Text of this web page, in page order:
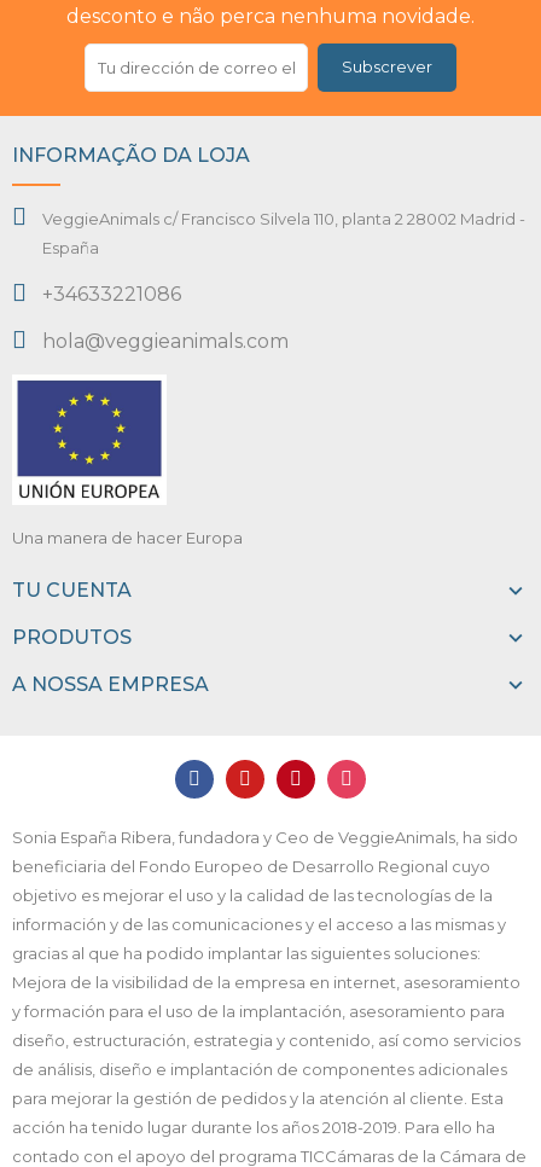
desconto e não perca nenhuma novidade.
Subscrever
INFORMAÇÃO DA LOJA
VeggieAnimals c/ Francisco Silvela 110, planta 2 28002 Madrid -
España
+34633221086
hola@veggieanimals.com
Una manera de hacer Europa
TU CUENTA
PRODUTOS
A NOSSA EMPRESA
Sonia España Ribera, fundadora y Ceo de VeggieAnimals, ha sido
beneficiaria del Fondo Europeo de Desarrollo Regional cuyo
objetivo es mejorar el uso y la calidad de las tecnologías de la
información y de las comunicaciones y el acceso a las mismas y
gracias al que ha podido implantar las siguientes soluciones:
Mejora de la visibilidad de la empresa en internet, asesoramiento
y formación para el uso de la implantación, asesoramiento para
diseño, estructuración, estrategia y contenido, así como servicios
de análisis, diseño e implantación de componentes adicionales
para mejorar la gestión de pedidos y la atención al cliente. Esta
acción ha tenido lugar durante los años 2018-2019. Para ello ha
contado con el apoyo del programa TICCámaras de la Cámara de